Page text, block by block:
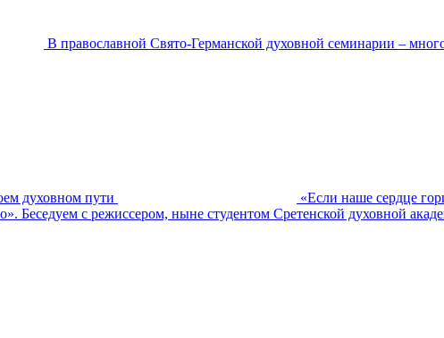
В православной Свято-Германской духовной семинарии –
духовном пути
«Если наше сердце
Беседуем с режиссером, ныне студентом Сретенской духовной